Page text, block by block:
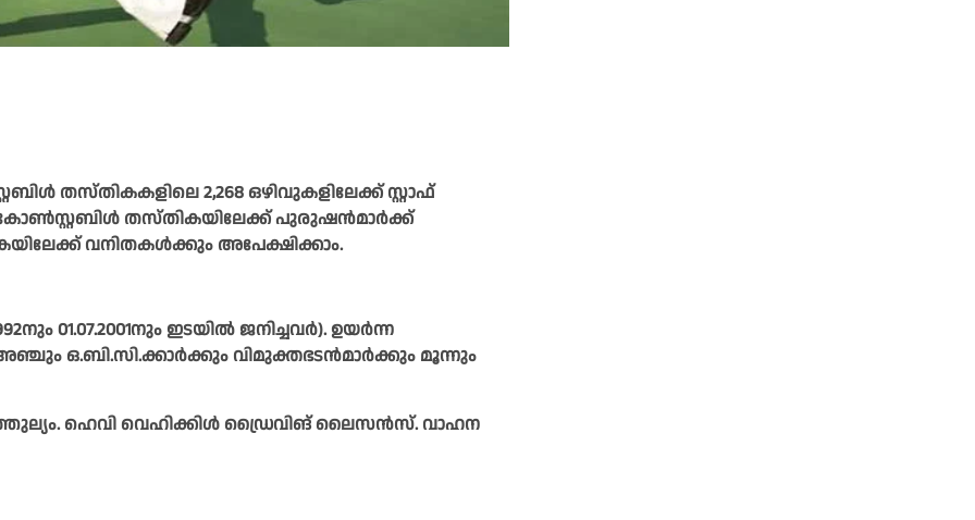
തസ്തികകളിലെ 2,268 ഒഴിവുകളിലേക്ക് സ്റ്റാഫ്
തസ്തികയിലേക്ക് പുരുഷന്‍മാര്‍ക്ക്
വനിതകള്‍ക്കും അപേക്ഷിക്കാം.
01.07.2001നും ഇടയില്‍ ജനിച്ചവര്‍). ഉയര്‍ന്ന
ഒ.ബി.സി.ക്കാര്‍ക്കും വിമുക്തഭടന്‍മാര്‍ക്കും മൂന്നും
ഹെവി വെഹിക്കിള്‍ ഡ്രൈവിങ് ലൈസന്‍സ്. വാഹന